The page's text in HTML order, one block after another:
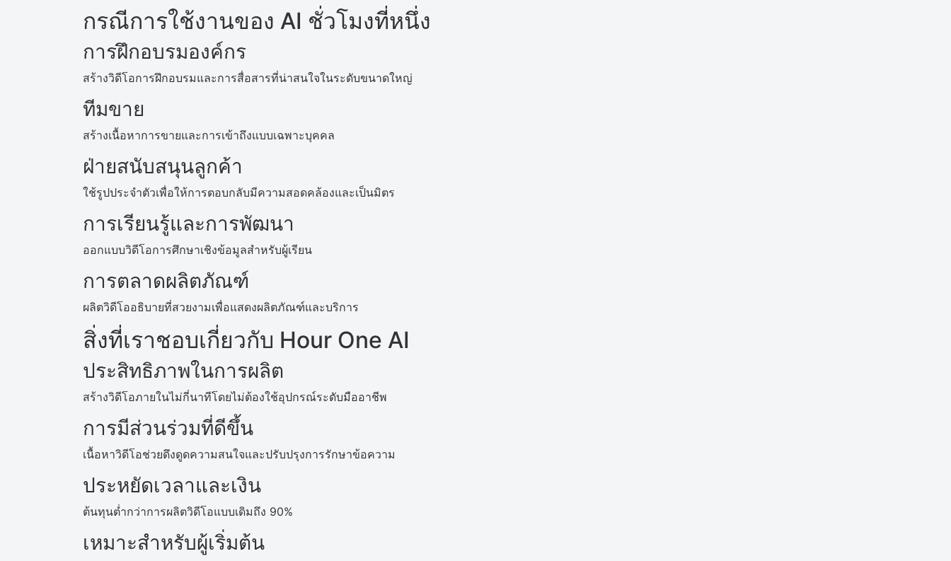
กรณีการใช้งานของ AI ชั่วโมงที่หนึ่ง
การฝึกอบรมองค์กร
สร้างวิดีโอการฝึกอบรมและการสื่อสารที่น่าสนใจในระดับขนาดใหญ่
ทีมขาย
สร้างเนื้อหาการขายและการเข้าถึงแบบเฉพาะบุคคล
ฝ่ายสนับสนุนลูกค้า
ใช้รูปประจำตัวเพื่อให้การตอบกลับมีความสอดคล้องและเป็นมิตร
การเรียนรู้และการพัฒนา
ออกแบบวิดีโอการศึกษาเชิงข้อมูลสำหรับผู้เรียน
การตลาดผลิตภัณฑ์
ผลิตวิดีโออธิบายที่สวยงามเพื่อแสดงผลิตภัณฑ์และบริการ
สิ่งที่เราชอบเกี่ยวกับ Hour One AI
ประสิทธิภาพในการผลิต
สร้างวิดีโอภายในไม่กี่นาทีโดยไม่ต้องใช้อุปกรณ์ระดับมืออาชีพ
การมีส่วนร่วมที่ดีขึ้น
เนื้อหาวิดีโอช่วยดึงดูดความสนใจและปรับปรุงการรักษาข้อความ
ประหยัดเวลาและเงิน
ต้นทุนต่ำกว่าการผลิตวิดีโอแบบเดิมถึง 90%
เหมาะสำหรับผู้เริ่มต้น